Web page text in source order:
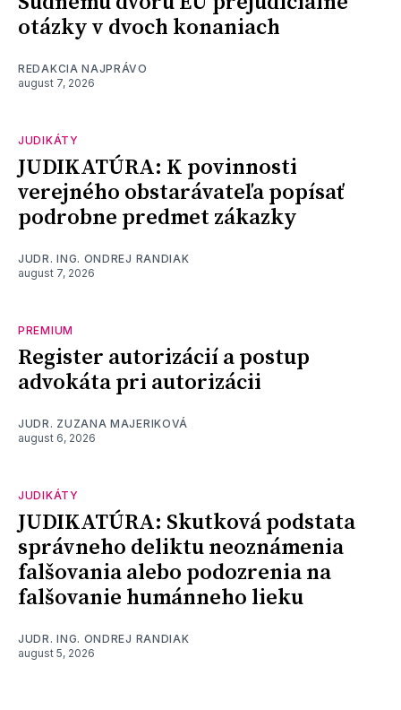
otázky v dvoch konaniach
REDAKCIA NAJPRÁVO
august 7, 2026
JUDIKÁTY
JUDIKATÚRA: K povinnosti
verejného obstarávateľa popísať
podrobne predmet zákazky
JUDR. ING. ONDREJ RANDIAK
august 7, 2026
PREMIUM
Register autorizácií a postup
advokáta pri autorizácii
JUDR. ZUZANA MAJERIKOVÁ
august 6, 2026
JUDIKÁTY
JUDIKATÚRA: Skutková podstata
správneho deliktu neoznámenia
falšovania alebo podozrenia na
falšovanie humánneho lieku
JUDR. ING. ONDREJ RANDIAK
august 5, 2026